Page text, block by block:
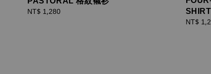
Regular
NT$ 1,280
SHIRT
Regular
NT$